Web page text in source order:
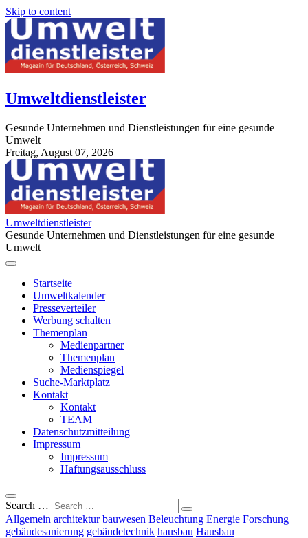
Skip to content
Umweltdienstleister
Gesunde Unternehmen und Dienstleistungen für eine gesunde
Umwelt
Freitag, August 07, 2026
StuttgartApotheke.com
Umweltdienstleister
Gesunde Unternehmen und Dienstleistungen für eine gesunde
Umwelt
Startseite
Umweltkalender
Presseverteiler
Werbung schalten
Themenplan
Medienpartner
Themenplan
Medienspiegel
Suche-Marktplatz
Kontakt
Kontakt
TEAM
Datenschutzmitteilung
Impressum
Impressum
Haftungsausschluss
Search …
Allgemein architektur bauwesen Beleuchtung Energie Forschung
gebäudesanierung gebäudetechnik hausbau Hausbau